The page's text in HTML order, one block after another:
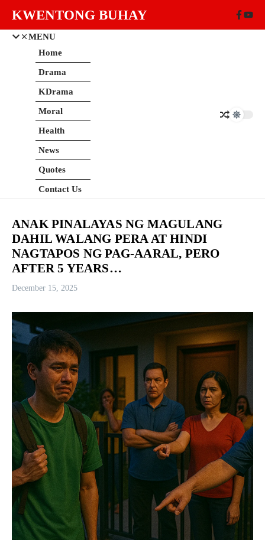
KWENTONG BUHAY
MENU
Home
Drama
KDrama
Moral
Health
News
Quotes
Contact Us
ANAK PINALAYAS NG MAGULANG
DAHIL WALANG PERA AT HINDI
NAGTAPOS NG PAG-AARAL, PERO
AFTER 5 YEARS…
December 15, 2025